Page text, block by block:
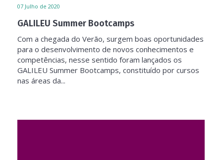
07 Julho de 2020
GALILEU Summer Bootcamps
Com a chegada do Verão, surgem boas oportunidades
para o desenvolvimento de novos conhecimentos e
competências, nesse sentido foram lançados os
GALILEU Summer Bootcamps, constituído por cursos
nas áreas da...